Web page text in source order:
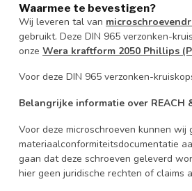
Waarmee te bevestigen?
Wij leveren tal van
gebruikt. Deze DIN 965 verzonken-
onze Wera kraftform 2050 Phillips
Voor deze DIN 965 verzonken-
Belangrijke informatie over REACH
Voor deze microschroeven kunnen
materiaalconformiteitsdocumentatie
gaan dat deze schroeven geleverd
hier geen juridische rechten of claims